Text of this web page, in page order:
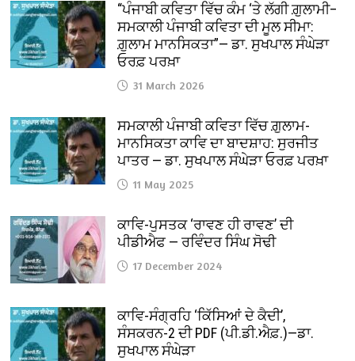
“ਪੰਜਾਬੀ ਕਵਿਤਾ ਵਿੱਚ ਕੰਮ ‘ਤੇ ਲੱਗੀ ਗ਼ੁਲਾਮੀ–
ਸਮਕਾਲੀ ਪੰਜਾਬੀ ਕਵਿਤਾ ਦੀ ਮੂਲ ਸੀਮਾ:
ਗ਼ੁਲਾਮ ਮਾਨਸਿਕਤਾ”— ਡਾ. ਸੁਖਪਾਲ ਸੰਘੇੜਾ
ਓਰਫ਼ ਪਰਖ਼ਾ
31 March 2026
ਸਮਕਾਲੀ ਪੰਜਾਬੀ ਕਵਿਤਾ ਵਿੱਚ ਗ਼ੁਲਾਮ-
ਮਾਨਸਿਕਤਾ ਕਾਵਿ ਦਾ ਬਾਦਸ਼ਾਹ: ਸੁਰਜੀਤ
ਪਾਤਰ — ਡਾ. ਸੁਖਪਾਲ ਸੰਘੇੜਾ ਓਰਫ਼ ਪਰਖ਼ਾ
11 May 2025
ਕਾਵਿ-ਪੁਸਤਕ ‘ਰਾਵਣ ਹੀ ਰਾਵਣ’ ਦੀ
ਪੀਡੀਐਫ — ਰਵਿੰਦਰ ਸਿੰਘ ਸੋਢੀ
17 December 2024
ਕਾਵਿ-ਸੰਗ੍ਰਹਿ ‘ਕਿੱਸਿਆਂ ਦੇ ਕੈਦੀ’,
ਸੰਸਕਰਨ-2 ਦੀ PDF (ਪੀ.ਡੀ.ਐਫ਼.)—ਡਾ.
ਸੁਖਪਾਲ ਸੰਘੇੜਾ